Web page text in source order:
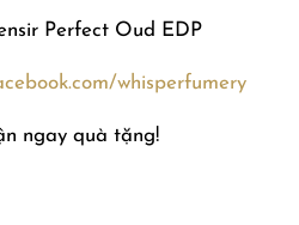
whisperfumery
ngay quà tặng!